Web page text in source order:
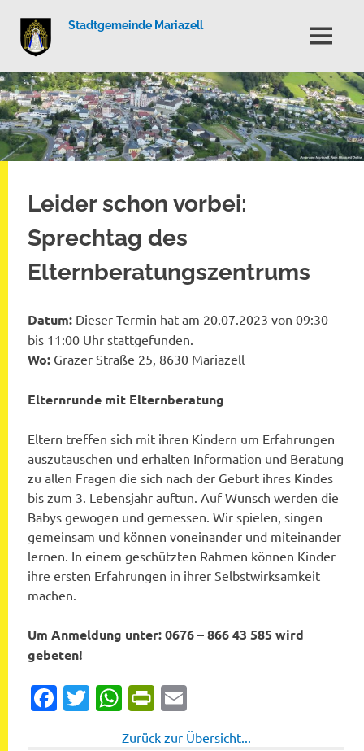
Zum
Inhalt
springen
Stadtgemeinde Mariazell
MENÜ
Leider schon vorbei:
Sprechtag des
Elternberatungszentrums
Datum: Dieser Termin hat am 20.07.2023 von 09:30
bis 11:00 Uhr stattgefunden.
Wo: Grazer Straße 25, 8630 Mariazell
Elternrunde mit Elternberatung
Eltern treffen sich mit ihren Kindern um Erfahrungen
auszutauschen und erhalten Information und Beratung
zu allen Fragen die sich nach der Geburt ihres Kindes
bis zum 3. Lebensjahr auftun. Auf Wunsch werden die
Babys gewogen und gemessen. Wir spielen, singen
gemeinsam und können voneinander und miteinander
lernen. In einem geschützten Rahmen können Kinder
ihre ersten Erfahrungen in ihrer Selbstwirksamkeit
machen.
Um Anmeldung unter: 0676 – 866 43 585 wird
gebeten!
Facebook
Twitter
WhatsApp
PrintFriendly
Zurück zur Übersicht...